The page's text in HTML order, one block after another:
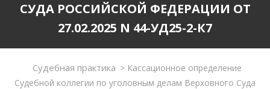
СУДА РОССИЙСКОЙ ФЕДЕРАЦИИ ОТ
27.02.2025 N 44-УД25-2-К7
Судебная практика > Кассационное определение
Судебной коллегии по уголовным делам Верховного Суда